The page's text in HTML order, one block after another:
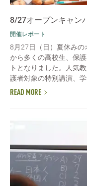
8/27オープンキャン
開催レポート
8月27日（日）夏休み
から多くの高校生、保
トとなりました。人気
護者対象の特別講演、学
READ MORE